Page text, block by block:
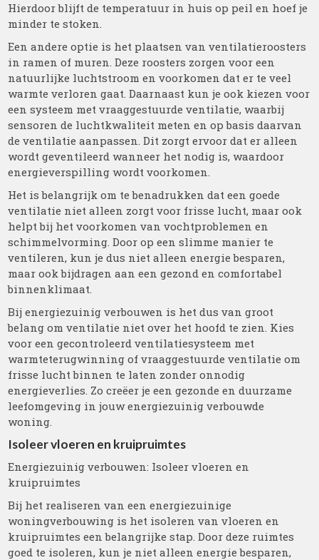
Hierdoor blijft de temperatuur in huis op peil en hoef je
minder te stoken.
Een andere optie is het plaatsen van ventilatieroosters
in ramen of muren. Deze roosters zorgen voor een
natuurlijke luchtstroom en voorkomen dat er te veel
warmte verloren gaat. Daarnaast kun je ook kiezen voor
een systeem met vraaggestuurde ventilatie, waarbij
sensoren de luchtkwaliteit meten en op basis daarvan
de ventilatie aanpassen. Dit zorgt ervoor dat er alleen
wordt geventileerd wanneer het nodig is, waardoor
energieverspilling wordt voorkomen.
Het is belangrijk om te benadrukken dat een goede
ventilatie niet alleen zorgt voor frisse lucht, maar ook
helpt bij het voorkomen van vochtproblemen en
schimmelvorming. Door op een slimme manier te
ventileren, kun je dus niet alleen energie besparen,
maar ook bijdragen aan een gezond en comfortabel
binnenklimaat.
Bij energiezuinig verbouwen is het dus van groot
belang om ventilatie niet over het hoofd te zien. Kies
voor een gecontroleerd ventilatiesysteem met
warmteterugwinning of vraaggestuurde ventilatie om
frisse lucht binnen te laten zonder onnodig
energieverlies. Zo creëer je een gezonde en duurzame
leefomgeving in jouw energiezuinig verbouwde
woning.
Isoleer vloeren en kruipruimtes
Energiezuinig verbouwen: Isoleer vloeren en
kruipruimtes
Bij het realiseren van een energiezuinige
woningverbouwing is het isoleren van vloeren en
kruipruimtes een belangrijke stap. Door deze ruimtes
goed te isoleren, kun je niet alleen energie besparen,